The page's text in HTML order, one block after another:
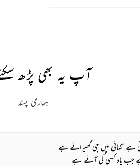
آپ یہ بھی پڑھ
ہماری پسند
تنہائی میں جی گھبرائے ہے
ہے جب یاد کسی کی آئے ہے